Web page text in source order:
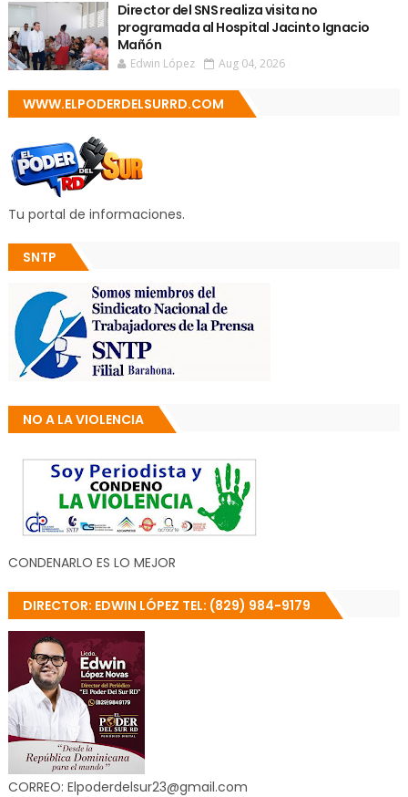
Director del SNS realiza visita no
programada al Hospital Jacinto Ignacio
Mañón
Edwin López Aug 04, 2026
WWW.ELPODERDELSURRD.COM
Tu portal de informaciones.
SNTP
NO A LA VIOLENCIA
CONDENARLO ES LO MEJOR
DIRECTOR: EDWIN LÓPEZ TEL: (829) 984-9179
CORREO: Elpoderdelsur23@gmail.com